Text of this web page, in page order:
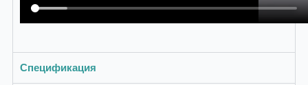
Спецификация